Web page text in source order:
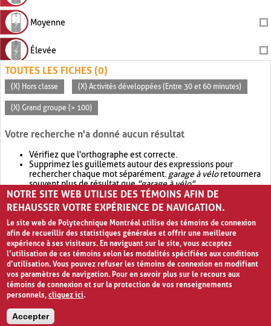
Moyenne
Élevée
TOUTES LES FICHES (0)
(X) Hors classe (X) Activités développées (Entre 30 et 60 minutes)
(X) Grand groupe (> 100)
Votre recherche n'a donné aucun résultat
Vérifiez que l'orthographe est correcte.
Supprimez les guillemets autour des expressions pour
rechercher chaque mot séparément. garage à véloretournera
souvent plus de résultat que"garage à vélo".
Envisagez d'élargir votre recherche avec OR.garage OR vélo
retournera souvent plus de résultat quegarage à vélo
NOTRE SITE WEB UTILISE DES TÉMOINS AFIN DE
REHAUSSER VOTRE EXPÉRIENCE DE NAVIGATION.
Le site web de Polytechnique Montréal utilise des témoins de connexion
afin de recueillir des statistiques générales et offrir une meilleure
expérience à ses visiteurs. En naviguant sur le site, vous acceptez
l’utilisation de ces témoins selon les modalités spécifiées aux conditions
d’utilisation. Vous pouvez refuser les témoins de connexion en modifiant
vos paramètres de navigation. Pour en savoir plus sur le recours aux
témoins de connexion et sur la protection de vos renseignements
personnels,cliquez ici.
Accepter